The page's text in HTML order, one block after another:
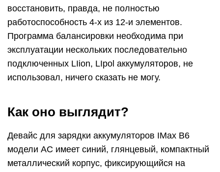
восстановить, правда, не полностью
работоспособность 4-х из 12-и элементов.
Программа балансировки необходима при
эксплуатации нескольких последовательно
подключенных LIion, LIpol аккумуляторов, не
использовал, ничего сказать не могу.
Как оно выглядит?
Девайс для зарядки аккумуляторов IMax B6
модели AC имеет синий, глянцевый, компактный
металлический корпус, фиксирующийся на